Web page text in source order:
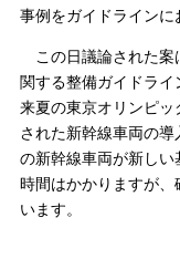
事例をガイドラインに
この日議論された
関する整備ガイドライ
来夏の東京オリンピ
された新幹線車両の
の新幹線車両が新し
時間はかかりますが
います。